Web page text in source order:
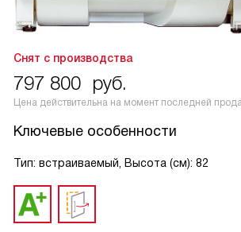
Снят с производства
797 800 руб.
Цена действительна на момент последней
Ключевые особенности
Тип: встраиваемый, Высота (см): 82